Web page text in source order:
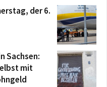
der 6.
Sachsen:
mit